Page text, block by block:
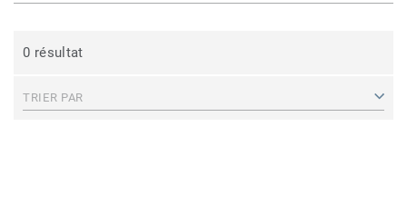
0 résultat
TRIER PAR